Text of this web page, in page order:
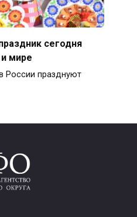
сегодня
мире
России празднуют